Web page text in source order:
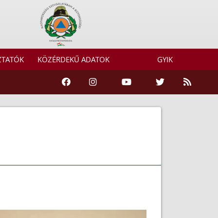
KÖZÉRDEKŰ ADATOK GYIK